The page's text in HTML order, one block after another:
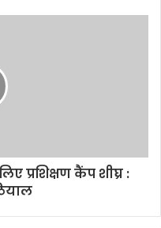
प्रशिक्षण कैंप शीघ्र :